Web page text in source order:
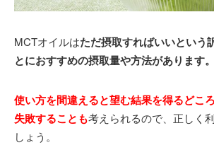
MCTオイルはただ摂取すればいいという
とにおすすめの摂取量や方法があります。
使い方を間違えると望む結果を得るどこ
失敗することも考えられるので、正しく
しょう。